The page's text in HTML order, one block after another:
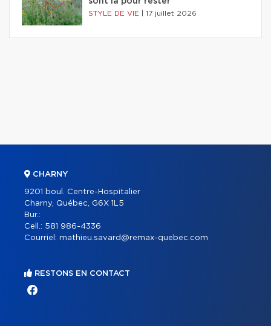
STYLE DE VIE 17 juillet 2026
CHARNY
9201 boul. Centre-Hospitalier
Charny, Québec, G6X 1L5
Bur.:
Cell.: 581 986-4336
Courriel: mathieu.savard@remax-quebec.com
RESTONS EN CONTACT